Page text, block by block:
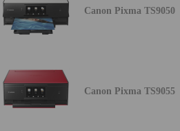
Canon Pixma TS9050
Canon Pixma TS9055